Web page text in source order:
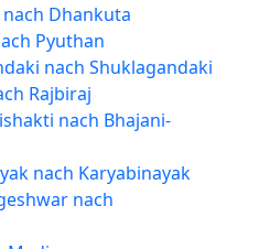
Dhankuta
Pyuthan
nach Shuklagandaki
Rajbiraj
nach Bhajani-
nach Karyabinayak
nach